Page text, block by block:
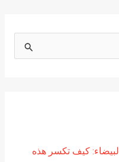
البيضاء: كيف تكسر هذه